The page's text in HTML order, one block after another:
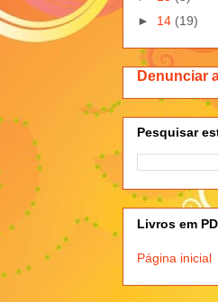
► 14 (19)
Denunciar
Pesquisar
Livros em
Página inicial